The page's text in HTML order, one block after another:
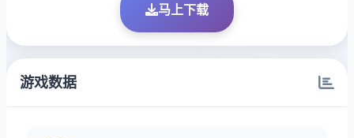
马上下载
游戏数据